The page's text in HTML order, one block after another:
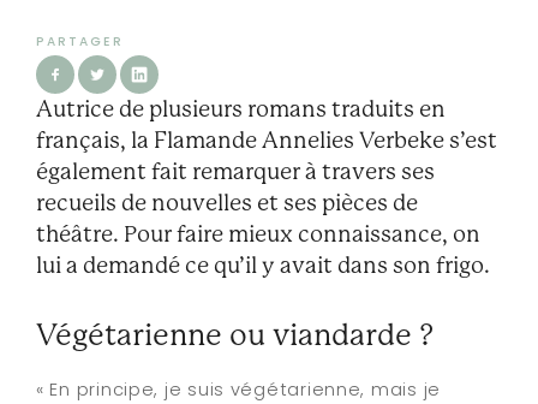
PARTAGER
Autrice de plusieurs romans traduits en
français, la Flamande Annelies Verbeke s’est
également fait remarquer à travers ses
recueils de nouvelles et ses pièces de
théâtre. Pour faire mieux connaissance, on
lui a demandé ce qu’il y avait dans son frigo.
Végétarienne ou viandarde ?
« En principe, je suis végétarienne, mais je